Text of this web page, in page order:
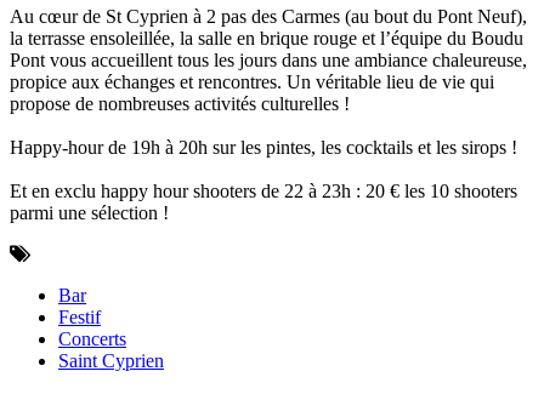
Au cœur de St Cyprien à 2 pas des Carmes (au bout du Pont Neuf),
la terrasse ensoleillée, la salle en brique rouge et l’équipe du Boudu
Pont vous accueillent tous les jours dans une ambiance chaleureuse,
propice aux échanges et rencontres. Un véritable lieu de vie qui
propose de nombreuses activités culturelles !
Happy-hour de 19h à 20h sur les pintes, les cocktails et les sirops !
Et en exclu happy hour shooters de 22 à 23h : 20 € les 10 shooters
parmi une sélection !
Bar
Festif
Concerts
Saint Cyprien